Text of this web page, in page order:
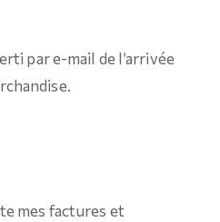
par e-mail de l’arrivée
mes factures et